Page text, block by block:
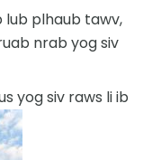
lub plhaub tawv,
nrab yog siv
yog siv raws li ib